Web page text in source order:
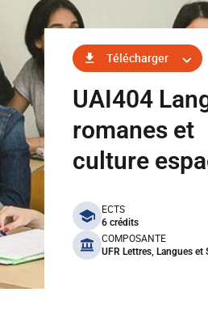
Télécharger
UAI404
romanes et
culture
benefits
ECTS
6 crédits
COMPOSANTE
UFR Lettres, Langues et